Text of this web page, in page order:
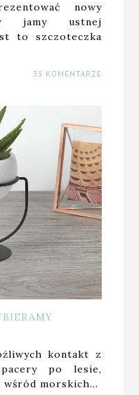
nowy
jamy ustnej
to szczoteczka
33 KOMENTARZE
kontakt z
po lesie,
wśród morskich…